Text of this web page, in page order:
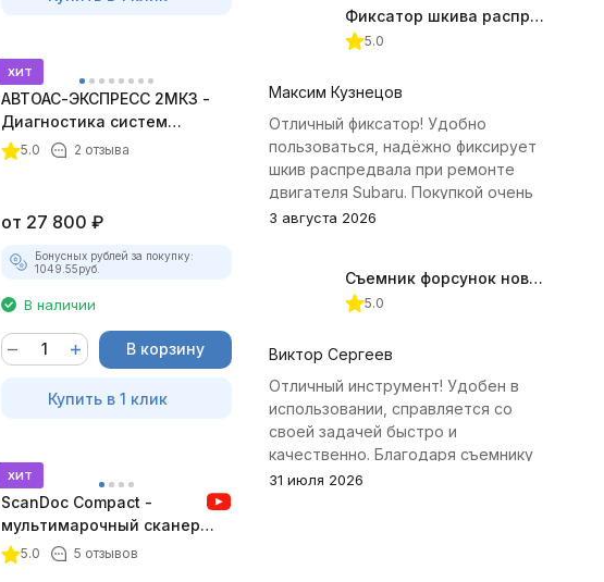
хит
АВТОАС-ЭКСПРЕСС 2МК3 -
Диагностика систем
зажигания
5.0 2 отзыва
от 27 800 ₽
Бонусных рублей за покупку:
1049.55руб.
В наличии
В корзину
Купить в 1 клик
хит
ScanDoc Compact -
мультимарочный сканер
(Полный)
5.0 5 отзывов
Фиксатор шкива распредвала (Subaru) JTC-4409
5.0
Максим Кузнецов
Отличный фиксатор! Удобно
пользоваться, надёжно фиксирует
шкив распредвала при ремонте
двигателя Subaru. Покупкой очень
доволен.
3 августа 2026
Съемник форсунок новых дизельных двигателей Jonnesway
5.0
Виктор Сергеев
Отличный инструмент! Удобен в
использовании, справляется со
своей задачей быстро и
качественно. Благодаря съемнику
удалось избежать лишних хлопот с
31 июля 2026